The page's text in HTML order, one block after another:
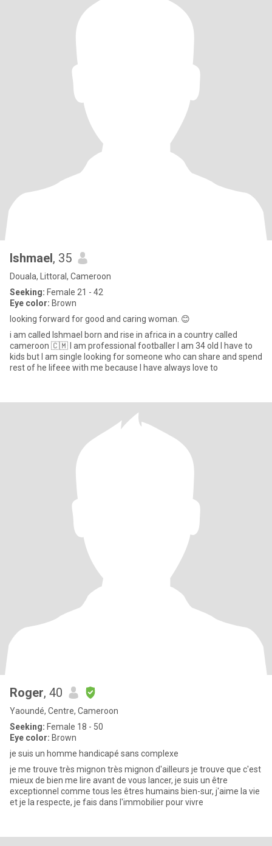
Ishmael, 35
Douala, Littoral, Cameroon
Seeking: Female 21 - 42
Eye color: Brown
looking forward for good and caring woman. 😊
i am called Ishmael born and rise in africa in a country called
cameroon 🇨🇲 I am professional footballer I am 34 old I have to
kids but I am single looking for someone who can share and spend
rest of he lifeee with me because I have always love to
Roger, 40
Yaoundé, Centre, Cameroon
Seeking: Female 18 - 50
Eye color: Brown
je suis un homme handicapé sans complexe
je me trouve très mignon très mignon d'ailleurs je trouve que c'est
mieux de bien me lire avant de vous lancer, je suis un être
exceptionnel comme tous les êtres humains bien-sur, j'aime la vie
et je la respecte, je fais dans l'immobilier pour vivre